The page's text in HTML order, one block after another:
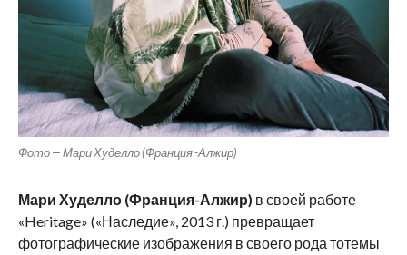
Фото — Мари Худелло (Франция -Алжир)
Мари Худелло (Франция-Алжир) в своей работе
«Heritage» («Наследие», 2013 г.) превращает
фотографические изображения в своего рода тотемы